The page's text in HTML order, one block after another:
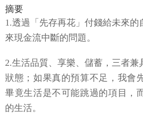
摘要
1.透過「先存再花」付錢給未來的
來現金流中斷的問題。
2.生活品質、享樂、儲蓄，三者兼
狀態；如果真的預算不足，我會
畢竟生活是不可能跳過的項目，
的生活。